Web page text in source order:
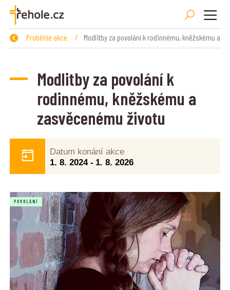
Zpět
Proběhlé akce /
Modlitby za povolání k
rodinnému, kněžskému a
zasvěcenému životu
Datum konání akce
1. 8. 2024 - 1. 8. 2026
POVOLÁNÍ